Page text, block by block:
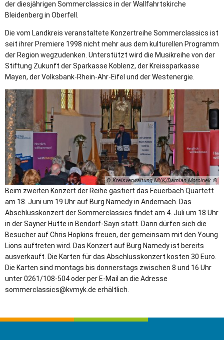
der diesjährigen Sommerclassics in der Wallfahrtskirche
Bleidenberg in Oberfell.
Die vom Landkreis veranstaltete Konzertreihe Sommerclassics ist
seit ihrer Premiere 1998 nicht mehr aus dem kulturellen Programm
der Region wegzudenken. Unterstützt wird die Musikreihe von der
Stiftung Zukunft der Sparkasse Koblenz, der Kreissparkasse
Mayen, der Volksbank-Rhein-Ahr-Eifel und der Westenergie.
© Kreisverwaltung MYK/Damian Morcinek
Beim zweiten Konzert der Reihe gastiert das Feuerbach Quartett
am 18. Juni um 19 Uhr auf Burg Namedy in Andernach. Das
Abschlusskonzert der Sommerclassics findet am 4. Juli um 18 Uhr
in der Sayner Hütte in Bendorf-Sayn statt. Dann dürfen sich die
Besucher auf Chris Hopkins freuen, der gemeinsam mit den Young
Lions auftreten wird. Das Konzert auf Burg Namedy ist bereits
ausverkauft. Die Karten für das Abschlusskonzert kosten 30 Euro.
Die Karten sind montags bis donnerstags zwischen 8 und 16 Uhr
unter 0261/108-504 oder per E-Mail an die Adresse
sommerclassics@kvmyk.de erhältlich.